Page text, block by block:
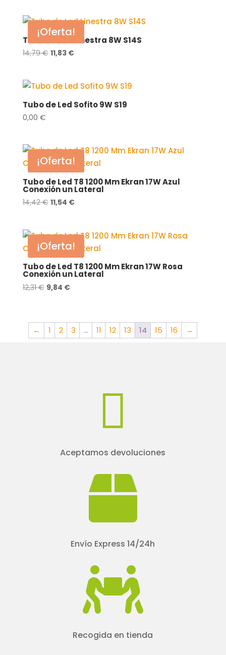
¡Oferta!
Tubo de Led Linestra 8W S14S
14,79€ El
era:
14,79 €.
11,83 €El
es:
11,83 €.
Tubo de Led Sofito 9W S19
0,00 €
¡Oferta!
Tubo de Led T8 1200 Mm Ekran 17W Azul
Conexión un Lateral
14,42€ El
era:
14,42 €.
11,54 €El
es:
11,54 €.
¡Oferta!
Tubo de Led T8 1200 Mm Ekran 17W Rosa
Conexión un Lateral
12,31€ El
era:
12,31 €.
9,84 €El
es:
9,84 €.
← 1 2 3 … 11 12 13 14 15 16 →

Aceptamos devoluciones

Envío Express 14/24h

Recogida en tienda